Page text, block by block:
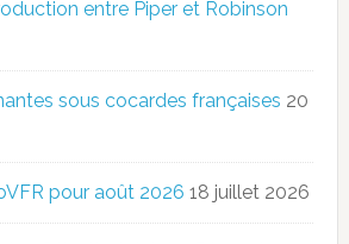
entre Piper et Robinson
sous cocardes françaises 20
pour août 2026 18 juillet 2026